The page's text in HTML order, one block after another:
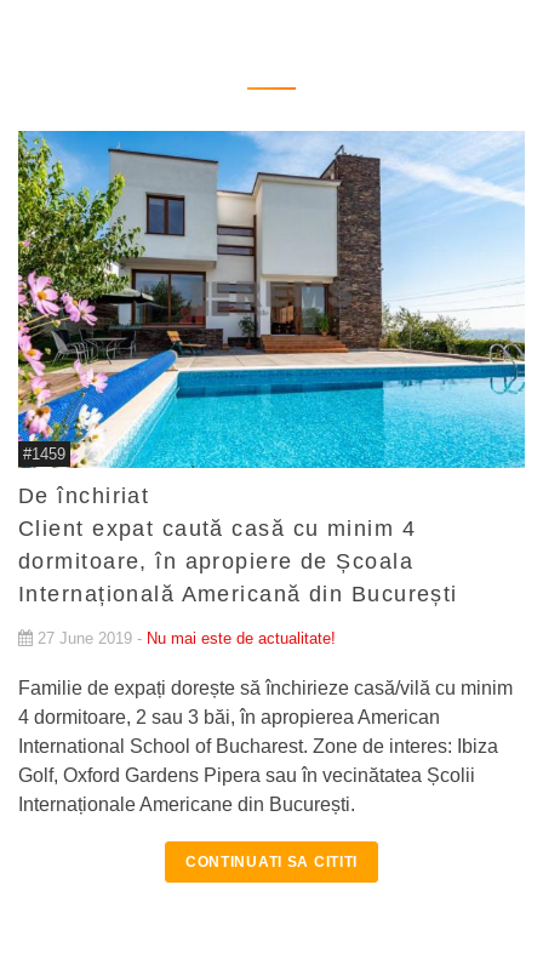
#1459
De închiriat
Client expat caută casă cu minim 4
dormitoare, în apropiere de Școala
Internațională Americană din București
27 June 2019 - Nu mai este de actualitate!
Familie de expați dorește să închirieze casă/vilă cu minim
4 dormitoare, 2 sau 3 băi, în apropierea American
International School of Bucharest. Zone de interes: Ibiza
Golf, Oxford Gardens Pipera sau în vecinătatea Școlii
Internaționale Americane din București.
CONTINUATI SA CITITI